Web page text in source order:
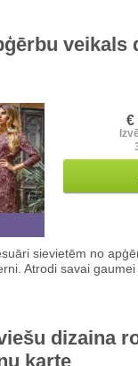
veikals
€
sievietēm no
Atrodi savai
dizaina
karte